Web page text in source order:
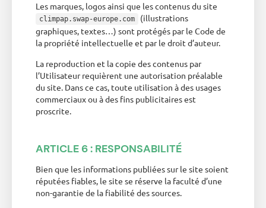
Les marques, logos ainsi que les contenus du site
climpap.swap-europe.com
(illustrations
graphiques, textes…) sont protégés par le Code de
la propriété intellectuelle et par le droit d’auteur.
La reproduction et la copie des contenus par
l’Utilisateur requièrent une autorisation préalable
du site. Dans ce cas, toute utilisation à des usages
commerciaux ou à des fins publicitaires est
proscrite.
ARTICLE 6 : RESPONSABILITÉ
Bien que les informations publiées sur le site soient
réputées fiables, le site se réserve la faculté d’une
non-garantie de la fiabilité des sources.